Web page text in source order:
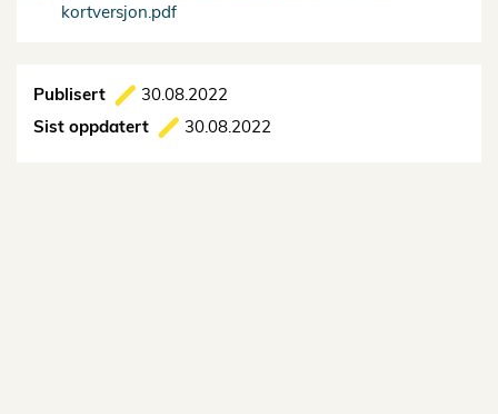
kortversjon.pdf
Publisert
30.08.2022
Sist oppdatert
30.08.2022